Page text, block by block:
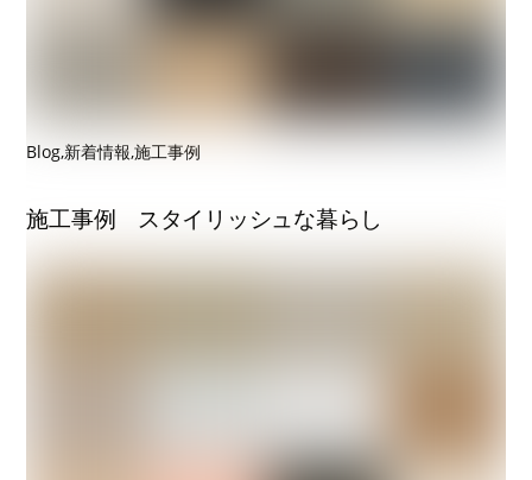
Blog,新着情報,施工事例
施工事例 スタイリッシュな暮らし